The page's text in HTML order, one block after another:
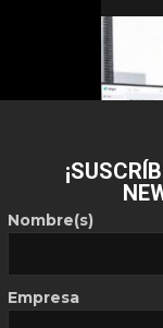
ES
Nombre(s)
Empresa